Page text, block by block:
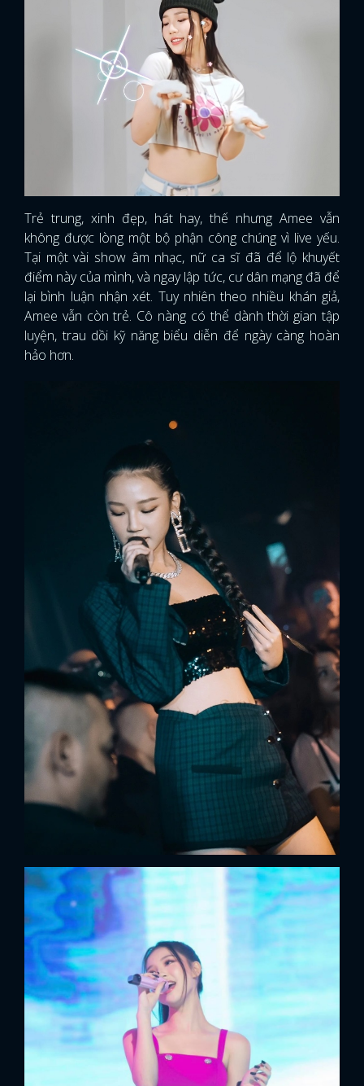
Trẻ trung, xinh đẹp, hát hay, thế nhưng Amee vẫn
không được lòng một bộ phận công chúng vì live yếu.
Tại một vài show âm nhạc, nữ ca sĩ đã để lộ khuyết
điểm này của mình, và ngay lập tức, cư dân mạng đã để
lại bình luận nhận xét. Tuy nhiên theo nhiều khán giả,
Amee vẫn còn trẻ. Cô nàng có thể dành thời gian tập
luyện, trau dồi kỹ năng biểu diễn để ngày càng hoàn
hảo hơn.